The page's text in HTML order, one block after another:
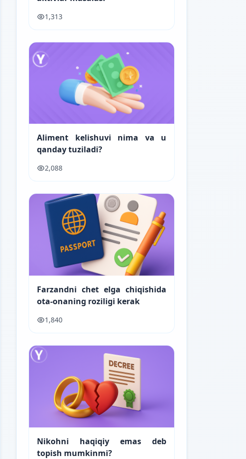
1,313
Aliment kelishuvi nima va u
qanday tuziladi?
2,088
Farzandni chet elga chiqishida
ota-onaning roziligi kerak
1,840
Nikohni haqiqiy emas deb
topish mumkinmi?